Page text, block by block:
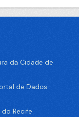
da Cidade de
de Dados
Recife